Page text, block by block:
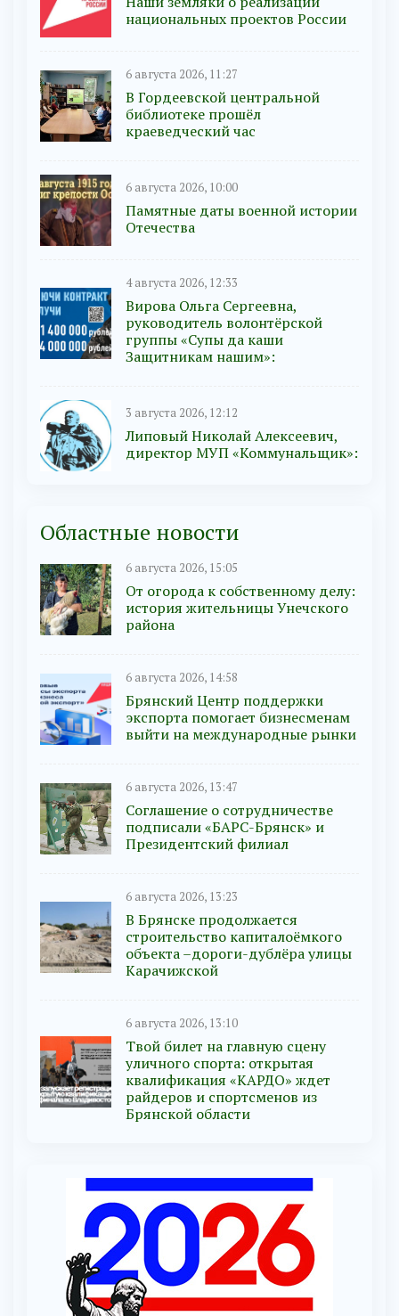
национальных проектов России
6 августа 2026, 11:27
В Гордеевской центральной
библиотеке прошёл
краеведческий час
6 августа 2026, 10:00
Памятные даты военной истории
Отечества
4 августа 2026, 12:33
Вирова Ольга Сергеевна,
руководитель волонтёрской
группы «Супы да каши
Защитникам нашим»:
3 августа 2026, 12:12
Липовый Николай Алексеевич,
директор МУП «Коммунальщик»:
Областные новости
6 августа 2026, 15:05
От огорода к собственному делу:
история жительницы Унечского
района
6 августа 2026, 14:58
Брянский Центр поддержки
экспорта помогает бизнесменам
выйти на международные рынки
6 августа 2026, 13:47
Соглашение о сотрудничестве
подписали «БАРС-Брянск» и
Президентский филиал
6 августа 2026, 13:23
В Брянске продолжается
строительство капиталоёмкого
объекта –дороги-дублёра улицы
Карачижской
6 августа 2026, 13:10
Твой билет на главную сцену
уличного спорта: открытая
квалификация «КАРДО» ждет
райдеров и спортсменов из
Брянской области